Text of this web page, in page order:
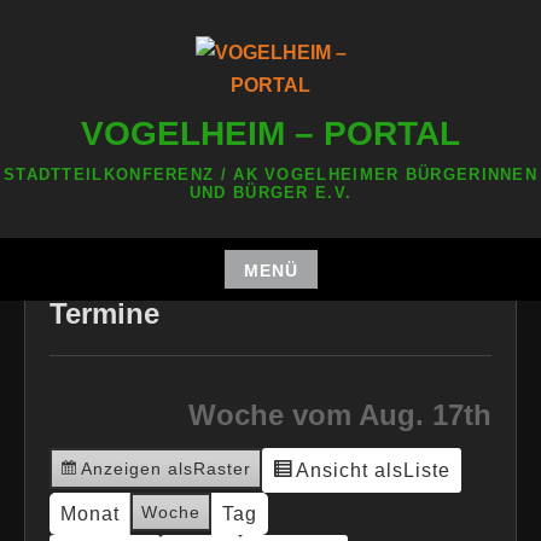
VOGELHEIM – PORTAL
STADTTEILKONFERENZ / AK VOGELHEIMER BÜRGERINNEN
UND BÜRGER E.V.
MENÜ
ZumTermine
Woche vom Aug. 17th
Anzeigen alsRaster Ansicht als Liste
Monat Woche Tag